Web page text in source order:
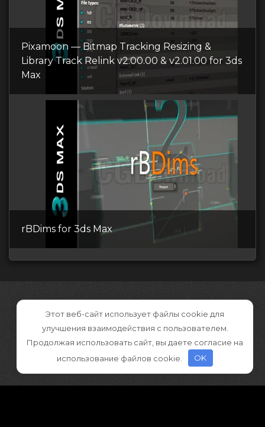
Pixamoon — Bitmap Tracking Resizing &
Library Track Relink v2.00.00 & v2.01.00 for 3ds
Max
rBDims for 3ds Max
Этот веб-сайт использует файлы cookie для
улучшения взаимодействия с пользователем.
Продолжая использовать сайт, вы даете согласие на
использование файлов cookie.
OK